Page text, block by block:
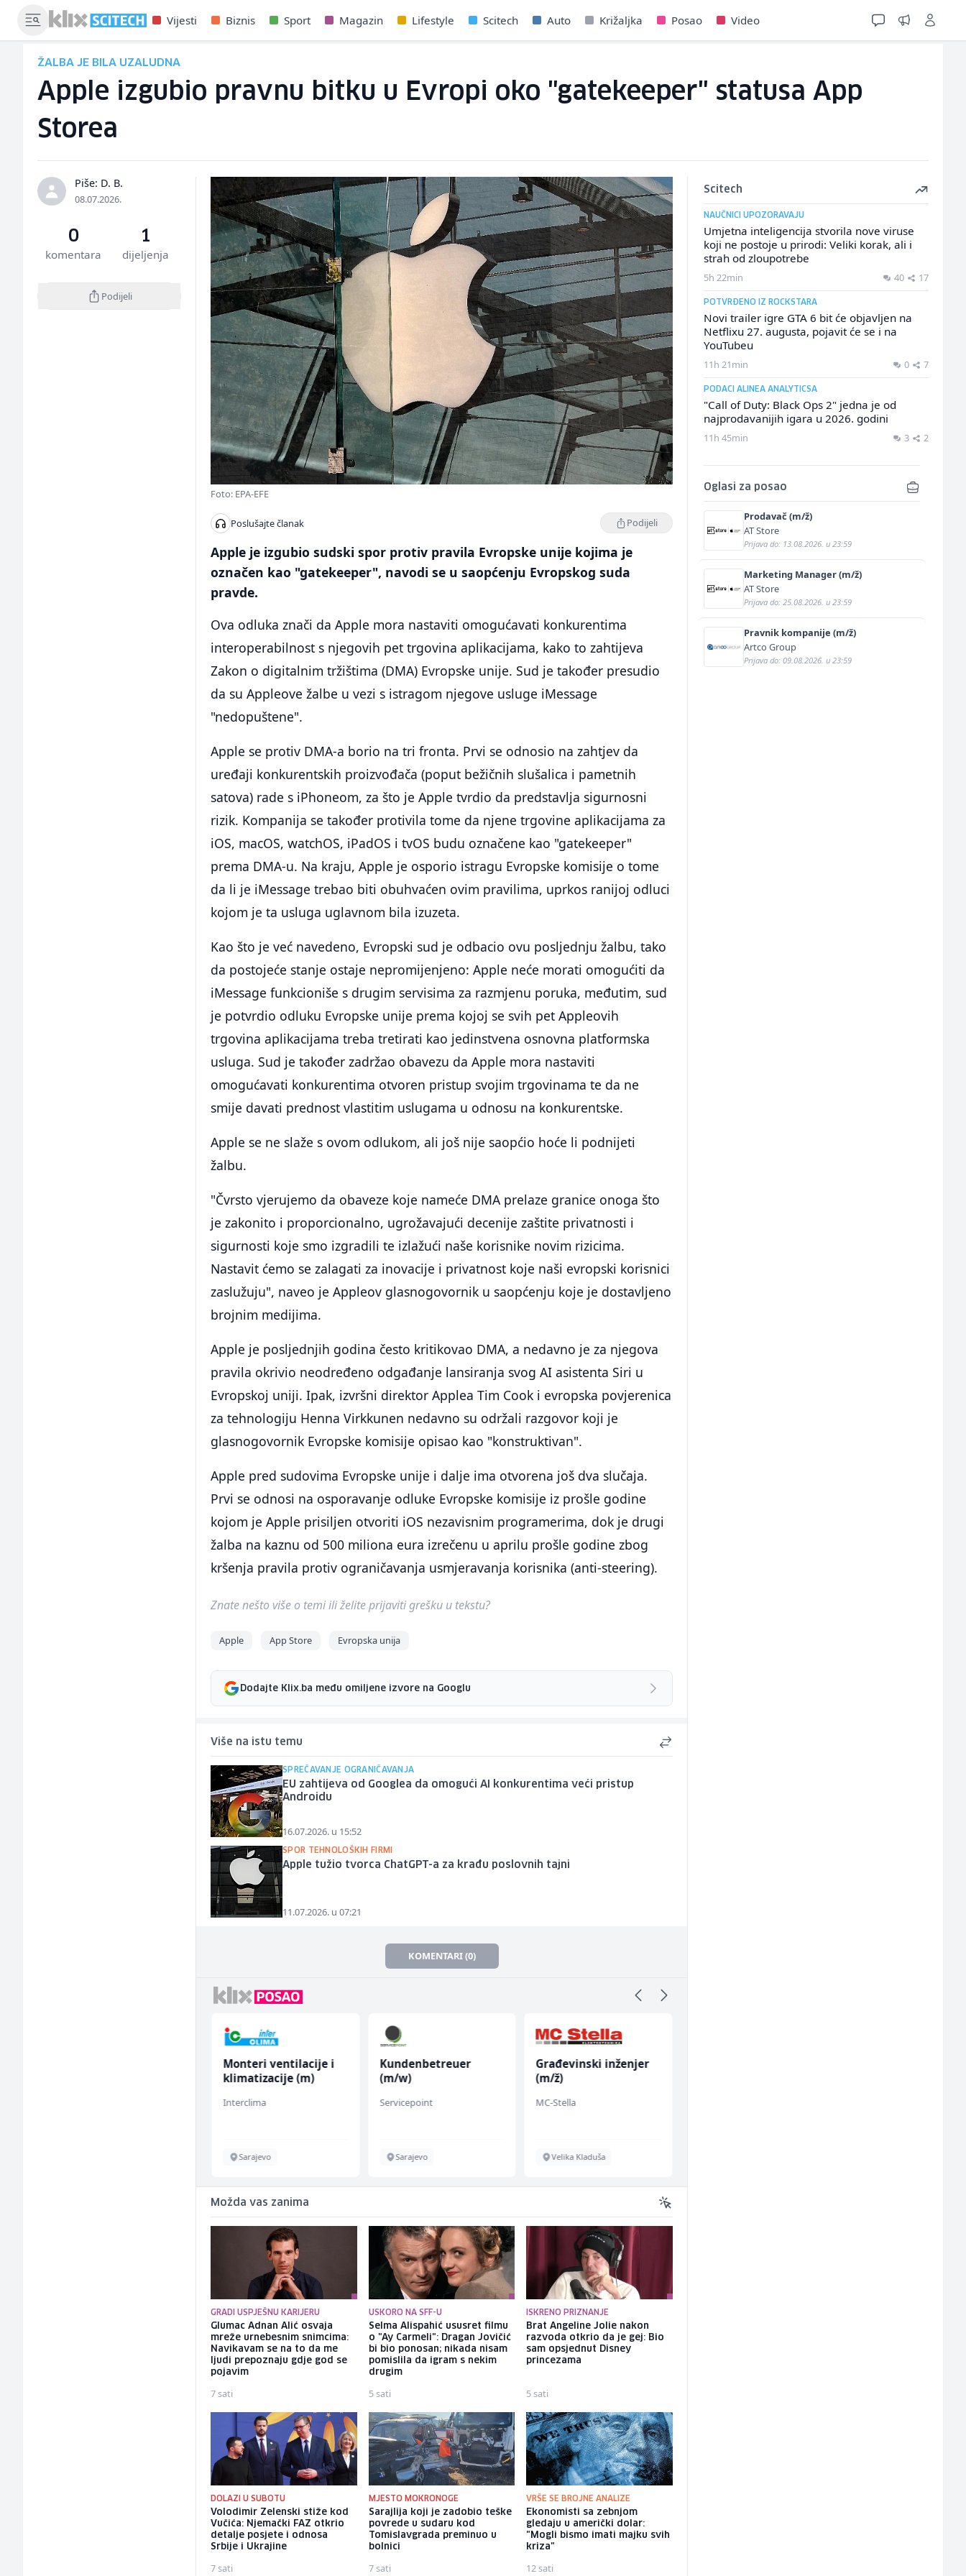
Vijesti Biznis Sport Magazin Lifestyle Scitech Auto Križaljka Posao Video
ŽALBA JE BILA UZALUDNA
Apple izgubio pravnu bitku u Evropi oko "gatekeeper" statusa App
Storea
Piše: D. B.
08.07.2026.
0
komentara
1
dijeljenja
Podijeli
Foto: EPA-EFE
Poslušajte članak Podijeli
Apple je izgubio sudski spor protiv pravila Evropske unije kojima je
označen kao "gatekeeper", navodi se u saopćenju Evropskog suda
pravde.
Ova odluka znači da Apple mora nastaviti omogućavati konkurentima
interoperabilnost s njegovih pet trgovina aplikacijama, kako to zahtijeva
Zakon o digitalnim tržištima (DMA) Evropske unije. Sud je također presudio
da su Appleove žalbe u vezi s istragom njegove usluge iMessage
"nedopuštene".
Apple se protiv DMA-a borio na tri fronta. Prvi se odnosio na zahtjev da
uređaji konkurentskih proizvođača (poput bežičnih slušalica i pametnih
satova) rade s iPhoneom, za što je Apple tvrdio da predstavlja sigurnosni
rizik. Kompanija se također protivila tome da njene trgovine aplikacijama za
iOS, macOS, watchOS, iPadOS i tvOS budu označene kao "gatekeeper"
prema DMA-u. Na kraju, Apple je osporio istragu Evropske komisije o tome
da li je iMessage trebao biti obuhvaćen ovim pravilima, uprkos ranijoj odluci
kojom je ta usluga uglavnom bila izuzeta.
Kao što je već navedeno, Evropski sud je odbacio ovu posljednju žalbu, tako
da postojeće stanje ostaje nepromijenjeno: Apple neće morati omogućiti da
iMessage funkcioniše s drugim servisima za razmjenu poruka, međutim, sud
je potvrdio odluku Evropske unije prema kojoj se svih pet Appleovih
trgovina aplikacijama treba tretirati kao jedinstvena osnovna platformska
usluga. Sud je također zadržao obavezu da Apple mora nastaviti
omogućavati konkurentima otvoren pristup svojim trgovinama te da ne
smije davati prednost vlastitim uslugama u odnosu na konkurentske.
Apple se ne slaže s ovom odlukom, ali još nije saopćio hoće li podnijeti
žalbu.
"Čvrsto vjerujemo da obaveze koje nameće DMA prelaze granice onoga što
je zakonito i proporcionalno, ugrožavajući decenije zaštite privatnosti i
sigurnosti koje smo izgradili te izlažući naše korisnike novim rizicima.
Nastavit ćemo se zalagati za inovacije i privatnost koje naši evropski korisnici
zaslužuju", naveo je Appleov glasnogovornik u saopćenju koje je dostavljeno
brojnim medijima.
Apple je posljednjih godina često kritikovao DMA, a nedavno je za njegova
pravila okrivio neodređeno odgađanje lansiranja svog AI asistenta Siri u
Evropskoj uniji. Ipak, izvršni direktor Applea Tim Cook i evropska povjerenica
za tehnologiju Henna Virkkunen nedavno su održali razgovor koji je
glasnogovornik Evropske komisije opisao kao "konstruktivan".
Apple pred sudovima Evropske unije i dalje ima otvorena još dva slučaja.
Prvi se odnosi na osporavanje odluke Evropske komisije iz prošle godine
kojom je Apple prisiljen otvoriti iOS nezavisnim programerima, dok je drugi
žalba na kaznu od 500 miliona eura izrečenu u aprilu prošle godine zbog
kršenja pravila protiv ograničavanja usmjeravanja korisnika (anti-steering).
Znate nešto više o temi ili želite prijaviti grešku u tekstu?
Apple App Store Evropska unija
Dodajte Klix.ba među omiljene izvore na Googlu
Više na istu temu
SPREČAVANJE OGRANIČAVANJA
EU zahtijeva od Googlea da omogući AI konkurentima veći pristup
Androidu
16.07.2026. u 15:52
SPOR TEHNOLOŠKIH FIRMI
Apple tužio tvorca ChatGPT-a za krađu poslovnih tajni
11.07.2026. u 07:21
KOMENTARI (0)
Monteri ventilacije i
klimatizacije (m)
Interclima
Sarajevo
Kundenbetreuer
(m/w)
Servicepoint
Sarajevo
Građevinski inženjer
(m/ž)
MC-Stella
Velika Kladuša
Možda vas zanima
GRADI USPJEŠNU KARIJERU
Glumac Adnan Alić osvaja
mreže urnebesnim snimcima:
Navikavam se na to da me
ljudi prepoznaju gdje god se
pojavim
7 sati
USKORO NA SFF-U
Selma Alispahić ususret filmu
o "Ay Carmeli": Dragan Jovičić
bi bio ponosan; nikada nisam
pomislila da igram s nekim
drugim
5 sati
ISKRENO PRIZNANJE
Brat Angeline Jolie nakon
razvoda otkrio da je gej: Bio
sam opsjednut Disney
princezama
5 sati
DOLAZI U SUBOTU
Volodimir Zelenski stiže kod
Vučića: Njemački FAZ otkrio
detalje posjete i odnosa
Srbije i Ukrajine
7 sati
MJESTO MOKRONOGE
Sarajlija koji je zadobio teške
povrede u sudaru kod
Tomislavgrada preminuo u
bolnici
7 sati
VRŠE SE BROJNE ANALIZE
Ekonomisti sa zebnjom
gledaju u američki dolar:
"Mogli bismo imati majku svih
kriza"
12 sati
Scitech
NAUČNICI UPOZORAVAJU
Umjetna inteligencija stvorila nove viruse
koji ne postoje u prirodi: Veliki korak, ali i
strah od zloupotrebe
5h 22min 40 17
POTVRĐENO IZ ROCKSTARA
Novi trailer igre GTA 6 bit će objavljen na
Netflixu 27. augusta, pojavit će se i na
YouTubeu
11h 21min 0 7
PODACI ALINEA ANALYTICSA
"Call of Duty: Black Ops 2" jedna je od
najprodavanijih igara u 2026. godini
11h 45min 3 2
Oglasi za posao
Prodavač (m/ž)
AT Store
Prijava do: 13.08.2026. u 23:59
Marketing Manager (m/ž)
AT Store
Prijava do: 25.08.2026. u 23:59
Pravnik kompanije (m/ž)
Artco Group
Prijava do: 09.08.2026. u 23:59